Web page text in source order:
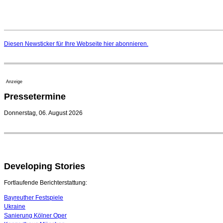
Diesen Newsticker für Ihre Webseite hier abonnieren.
Anzeige
Pressetermine
Donnerstag, 06. August 2026
Developing Stories
Fortlaufende Berichterstattung:
Bayreuther Festspiele
Ukraine
Sanierung Kölner Oper